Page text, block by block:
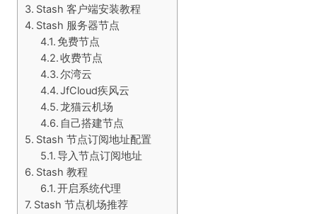
Stash 客户端安装教程
Stash 服务器节点
免费节点
收费节点
尔湾云
JfCloud疾风云
龙猫云机场
自己搭建节点
Stash 节点订阅地址配置
导入节点订阅地址
Stash 教程
开启系统代理
Stash 节点机场推荐